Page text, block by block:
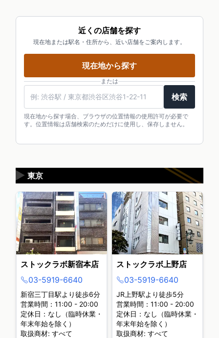
近くの店舗を探す
現在地または駅名・住所から、近い店舗をご案内します。
現在地から探す
または
検索
現在地から探す場合、ブラウザの位置情報の使用許可が必要で
す。位置情報は店舗検索のためだけに使用し、保存しません。
東京
▶
ストックラボ新宿本店
03-5919-6640
新宿三丁目駅より徒歩6分
営業時間：11:00 - 20:00
定休日：なし（臨時休業・
年末年始を除く）
取扱商材: すべて
ストックラボ上野店
03-5919-6640
JR上野駅より徒歩5分
営業時間：11:00 - 20:00
定休日：なし（臨時休業・
年末年始を除く）
取扱商材: すべて